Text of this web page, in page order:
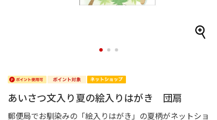
1 2 3
あいさつ文入り夏の絵入りはがき 団扇
郵便局でお馴染みの「絵入りはがき」の夏柄がネットショ